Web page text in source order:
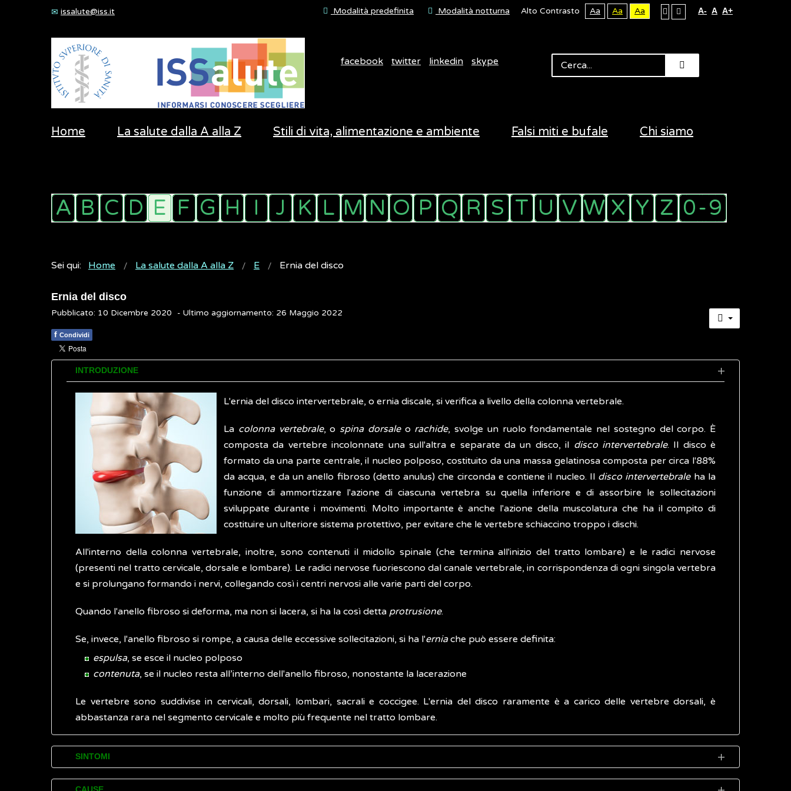
issalute@iss.it Modalità predefinita Modalità notturna Alto Contrasto Aa Aa Aa A- A A+
facebook twitter linkedin skype
Home La salute dalla A alla Z Stili di vita, alimentazione e ambiente Falsi miti e bufale Chi siamo
Sei qui: Home La salute dalla A alla Z E Ernia del disco
Ernia del disco
Pubblicato: 10 Dicembre 2020 - Ultimo aggiornamento: 26 Maggio 2022
f Condividi
INTRODUZIONE
L'ernia del disco intervertebrale, o ernia discale, si verifica a livello della colonna vertebrale.
La colonna vertebrale, o spina dorsaleo rachide, svolge un ruolo fondamentale nel sostegno del corpo. È
composta da vertebre incolonnate una sull'altra e separate da un disco, il disco intervertebrale. Il disco è
formato da una parte centrale, il nucleo polposo, costituito da una massa gelatinosa composta per circa l'88%
da acqua, e da un anello fibroso (detto anulus) che circonda e contiene il nucleo. Il disco intervertebraleha la
funzione di ammortizzare l'azione di ciascuna vertebra su quella inferiore e di assorbire le sollecitazioni
sviluppate durante i movimenti. Molto importante è anche l'azione della muscolatura che ha il compito di
costituire un ulteriore sistema protettivo, per evitare che le vertebre schiaccino troppo i dischi.
All'interno della colonna vertebrale, inoltre, sono contenuti il midollo spinale (che termina all'inizio del tratto lombare) e le radici nervose
(presenti nel tratto cervicale, dorsale e lombare). Le radici nervose fuoriescono dal canale vertebrale, in corrispondenza di ogni singola vertebra
e si prolungano formando i nervi, collegando così i centri nervosi alle varie parti del corpo.
Quando l'anello fibroso si deforma, ma non si lacera, si ha la così detta protrusione.
Se, invece, l'anello fibroso si rompe, a causa delle eccessive sollecitazioni, si ha l'erniache può essere definita:
espulsa, se esce il nucleo polposo
contenuta, se il nucleo resta all’interno dell'anello fibroso, nonostante la lacerazione
Le vertebre sono suddivise in cervicali, dorsali, lombari, sacrali e coccigee. L'ernia del disco raramente è a carico delle vertebre dorsali, è
abbastanza rara nel segmento cervicale e molto più frequente nel tratto lombare.
SINTOMI
L'ernia del disco può provocare